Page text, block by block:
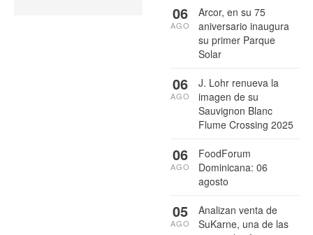
Arcor, en su 75
aniversario inaugura
su primer Parque
Solar
06
AGO
J. Lohr renueva la
imagen de su
Sauvignon Blanc
Flume Crossing 2025
06
AGO
FoodForum
Dominicana: 06
agosto
06
AGO
Analizan venta de
SuKarne, una de las
05
AGO